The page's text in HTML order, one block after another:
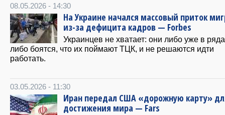
08.05.2026 - 14:30
На Украине начался массовый приток
из-за дефицита кадров — Forbes
Украинцев не хватает: они либо уже в
либо боятся, что их поймают ТЦК, и не решаются идти
работать.
03.05.2026 - 11:30
Иран передал США «дорожную карту»
достижения мира — Fars